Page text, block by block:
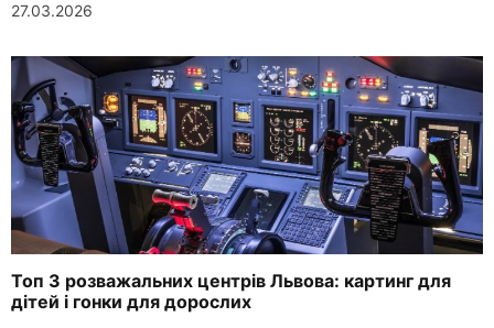
27.03.2026
Топ 3 розважальних центрів Львова: картинг для
дітей і гонки для дорослих